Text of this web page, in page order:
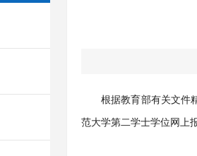
根据教育部有关文件
范大学第二学士学位网上